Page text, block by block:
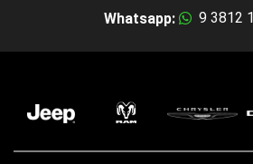
Whatsapp: 9 3812